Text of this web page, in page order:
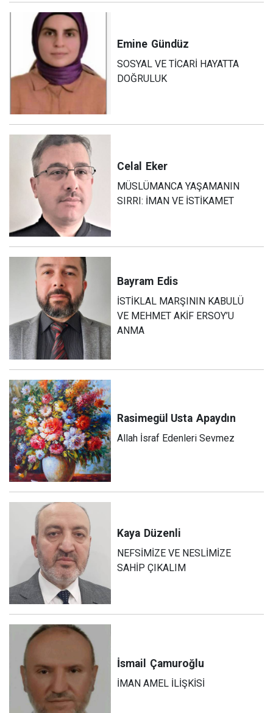
Emine Gündüz
SOSYAL VE TİCARİ HAYATTA
DOĞRULUK
Celal Eker
MÜSLÜMANCA YAŞAMANIN
SIRRI: İMAN VE İSTİKAMET
Bayram Edis
İSTİKLAL MARŞININ KABULÜ
VE MEHMET AKİF ERSOY’U
ANMA
Rasimegül Usta Apaydın
Allah İsraf Edenleri Sevmez
Kaya Düzenli
NEFSİMİZE VE NESLİMİZE
SAHİP ÇIKALIM
İsmail Çamuroğlu
İMAN AMEL İLİŞKİSİ